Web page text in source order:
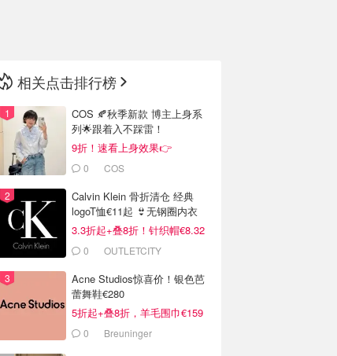
相关点击排行榜
COS 🍂秋季新款 博主上身系
列🌟跟着入不踩雷！
9折！速看上身效果👉
0 COS
Calvin Klein 骨折清仓 经典
logoT恤€11起 👙无钢圈内衣
€9.6
3.3折起+叠8折！针织帽€8.32
0
OUTLETCITY
Acne Studios惊喜价！银色芭
蕾舞鞋€280
5折起+叠8折，羊毛围巾€159
0 Breuninger